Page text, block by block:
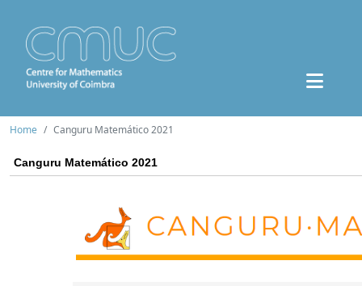
Home Canguru Matemático 2021
Canguru Matemático 2021